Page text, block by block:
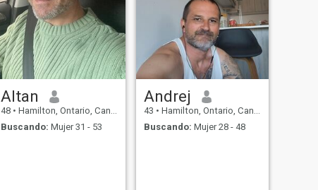
Altan
48 • Hamilton, Ontario, Canadá
Buscando: Mujer 31 - 53
Andrej
43 • Hamilton, Ontario, Canadá
Buscando: Mujer 28 - 48